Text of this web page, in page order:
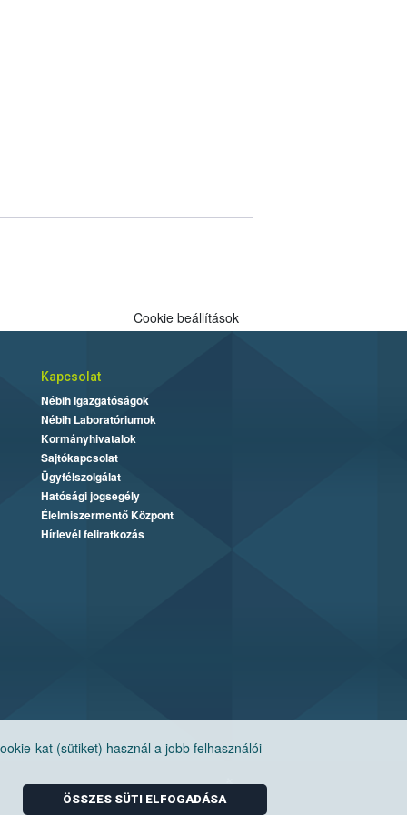
kat (sütiket) használ a jobb felhasználói
ÖSSZES SÜTI ELFOGADÁSA
Cookie beállítások
Kapcsolat
Nébih Igazgatóságok
Nébih Laboratóriumok
Kormányhivatalok
Sajtókapcsolat
Ügyfélszolgálat
Hatósági jogsegély
Élelmiszermentő Központ
Hírlevél feliratkozás